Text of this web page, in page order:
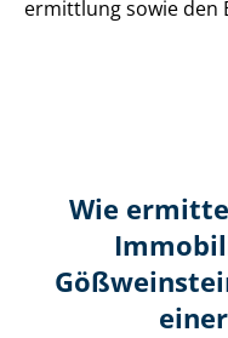
ermitt­lung sowie den
Wie